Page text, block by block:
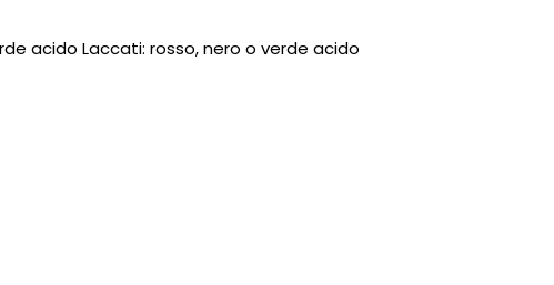
acido Laccati: rosso, nero o verde acido